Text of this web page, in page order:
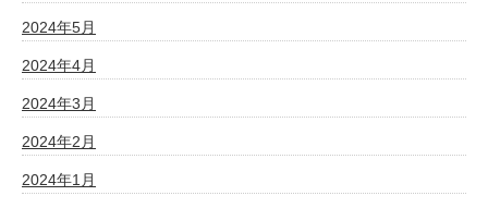
2024年5月
2024年4月
2024年3月
2024年2月
2024年1月